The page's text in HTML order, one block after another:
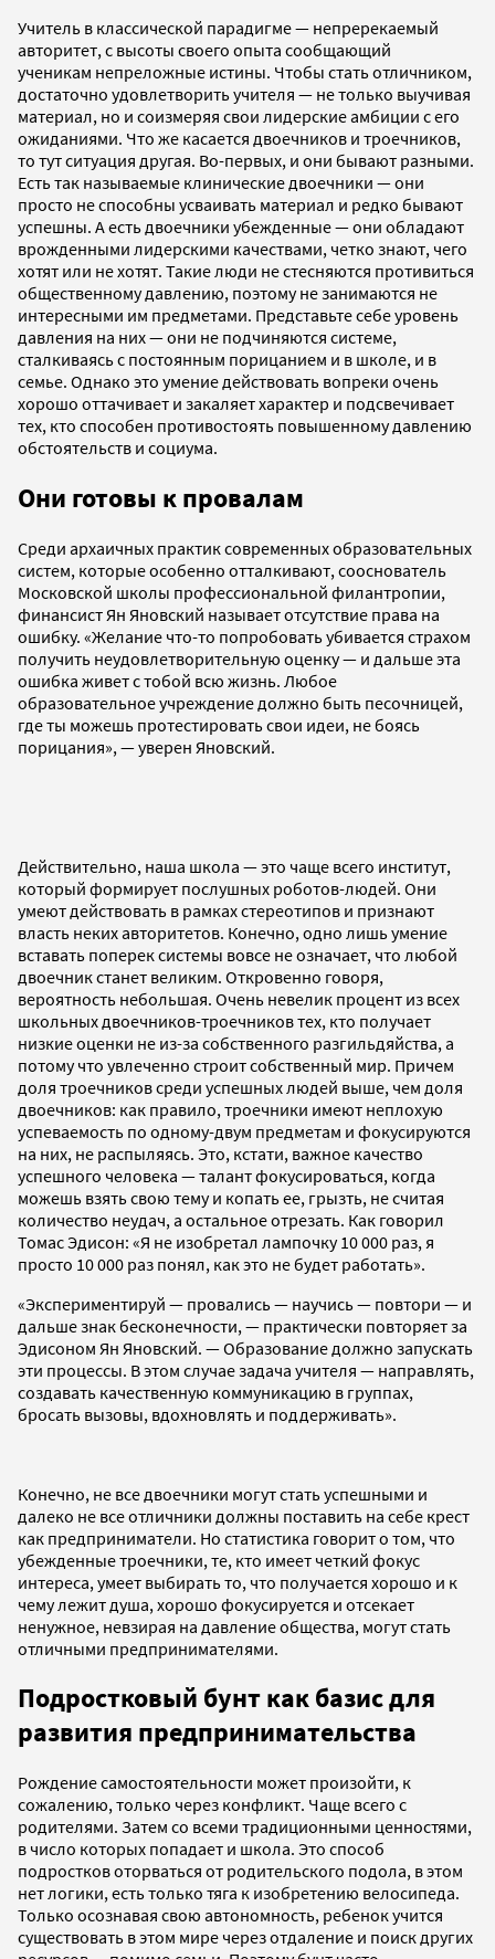
Учитель в классической парадигме — непререкаемый
авторитет, с высоты своего опыта сообщающий
ученикам непреложные истины. Чтобы стать отличником,
достаточно удовлетворить учителя — не только выучивая
материал, но и соизмеряя свои лидерские амбиции с его
ожиданиями. Что же касается двоечников и троечников,
то тут ситуация другая. Во-первых, и они бывают разными.
Есть так называемые клинические двоечники — они
просто не способны усваивать материал и редко бывают
успешны. А есть двоечники убежденные — они обладают
врожденными лидерскими качествами, четко знают, чего
хотят или не хотят. Такие люди не стесняются противиться
общественному давлению, поэтому не занимаются не
интересными им предметами. Представьте себе уровень
давления на них — они не подчиняются системе,
сталкиваясь с постоянным порицанием и в школе, и в
семье. Однако это умение действовать вопреки очень
хорошо оттачивает и закаляет характер и подсвечивает
тех, кто способен противостоять повышенному давлению
обстоятельств и социума.
Они готовы к провалам
Среди архаичных практик современных образовательных
систем, которые особенно отталкивают, сооснователь
Московской школы профессиональной филантропии,
финансист Ян Яновский называет отсутствие права на
ошибку. «Желание что-то попробовать убивается страхом
получить неудовлетворительную оценку — и дальше эта
ошибка живет с тобой всю жизнь. Любое
образовательное учреждение должно быть песочницей,
где ты можешь протестировать свои идеи, не боясь
порицания», — уверен Яновский.
Действительно, наша школа — это чаще всего институт,
который формирует послушных роботов-людей. Они
умеют действовать в рамках стереотипов и признают
власть неких авторитетов. Конечно, одно лишь умение
вставать поперек системы вовсе не означает, что любой
двоечник станет великим. Откровенно говоря,
вероятность небольшая. Очень невелик процент из всех
школьных двоечников-троечников тех, кто получает
низкие оценки не из-за собственного разгильдяйства, а
потому что увлеченно строит собственный мир. Причем
доля троечников среди успешных людей выше, чем доля
двоечников: как правило, троечники имеют неплохую
успеваемость по одному-двум предметам и фокусируются
на них, не распыляясь. Это, кстати, важное качество
успешного человека — талант фокусироваться, когда
можешь взять свою тему и копать ее, грызть, не считая
количество неудач, а остальное отрезать. Как говорил
Томас Эдисон: «Я не изобретал лампочку 10 000 раз, я
просто 10 000 раз понял, как это не будет работать».
«Экспериментируй — провались — научись — повтори — и
дальше знак бесконечности, — практически повторяет за
Эдисоном Ян Яновский. — Образование должно запускать
эти процессы. В этом случае задача учителя — направлять,
создавать качественную коммуникацию в группах,
бросать вызовы, вдохновлять и поддерживать».
Конечно, не все двоечники могут стать успешными и
далеко не все отличники должны поставить на себе крест
как предприниматели. Но статистика говорит о том, что
убежденные троечники, те, кто имеет четкий фокус
интереса, умеет выбирать то, что получается хорошо и к
чему лежит душа, хорошо фокусируется и отсекает
ненужное, невзирая на давление общества, могут стать
отличными предпринимателями.
Подростковый бунт как базис для
развития предпринимательства
Рождение самостоятельности может произойти, к
сожалению, только через конфликт. Чаще всего с
родителями. Затем со всеми традиционными ценностями,
в число которых попадает и школа. Это способ
подростков оторваться от родительского подола, в этом
нет логики, есть только тяга к изобретению велосипеда.
Только осознавая свою автономность, ребенок учится
существовать в этом мире через отдаление и поиск других